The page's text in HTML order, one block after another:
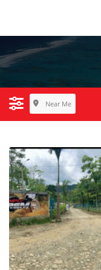
Near Me